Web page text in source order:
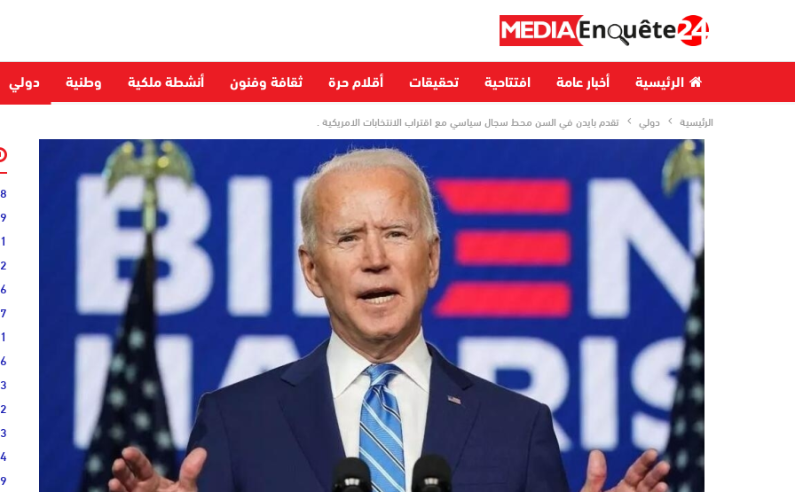
الرئيسية أخبار عامة افتتاحية تحقيقات أقلام حرة ثقافة وفنون أنشطة ملكية وطنية دولي
الرئيسية دولي تقدم بايدن في السن محط سجال سياسي مع اقتراب الانتخابات الامريكية .